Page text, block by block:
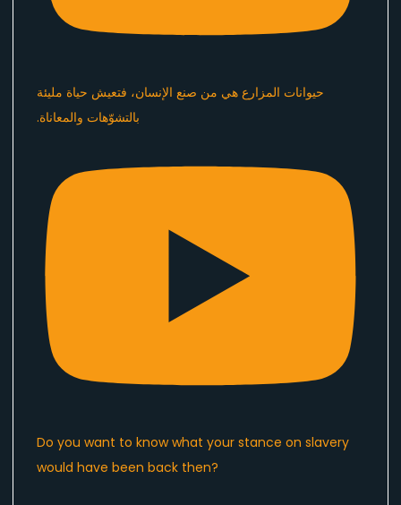
Do you want to know what your stance on slavery
would have been back then?